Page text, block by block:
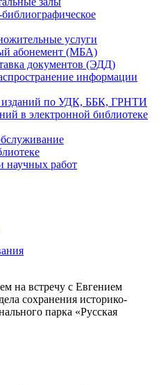
услуги
абонемент (МБА)
документов (ЭДД)
информации
изданий по УДК, ББК, ГРНТИ
в электронной библиотеке
научных работ
на встречу с Евгением
сохранения историко-
парка «Русская